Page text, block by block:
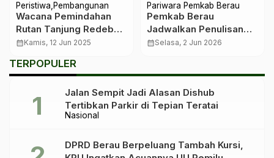
Peristiwa Pembangunan
Wacana Pemindahan
Rutan Tanjung Redeb
ke Pulau Menguat,
Overkapasitas dan
calendar_monthKamis, 12 Jun 2025
Pariwara Pemkab Berau
Pemkab Berau
Jadwalkan Penulisan
Makalah Selter JPT
calendar_monthSelasa, 2 Jun 2026
TERPOPULER
Nasional
Jalan Sempit Jadi Alasan Dishub
Tertibkan Parkir di Tepian Teratai
DPRD Berau Berpeluang Tambah Kursi,